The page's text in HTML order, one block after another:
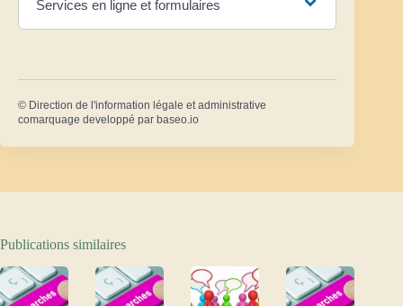
Services en ligne et formulaires
© Direction de l'information légale et administrative
comarquage developpé par baseo.io
Publications similaires